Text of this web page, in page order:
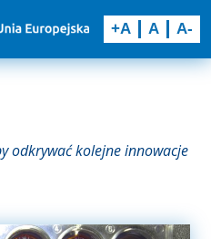
+A A A-
odkrywać kolejne innowacje